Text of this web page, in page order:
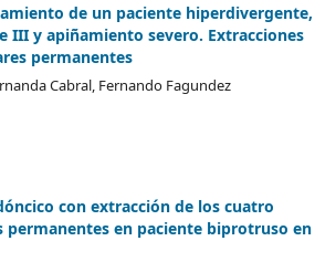
de un paciente hiperdivergente,
III y apiñamiento severo. Extracciones
permanentes
Cabral, Fernando Fagundez
con extracción de los cuatro
permanentes en paciente biprotruso en